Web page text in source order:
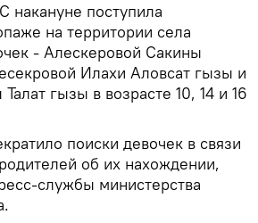
накануне поступила
на территории села
- Алескеровой Сакины
Илахи Аловсат гызы и
гызы в возрасте 10, 14 и 16
поиски девочек в связи
об их нахождении,
службы министерства